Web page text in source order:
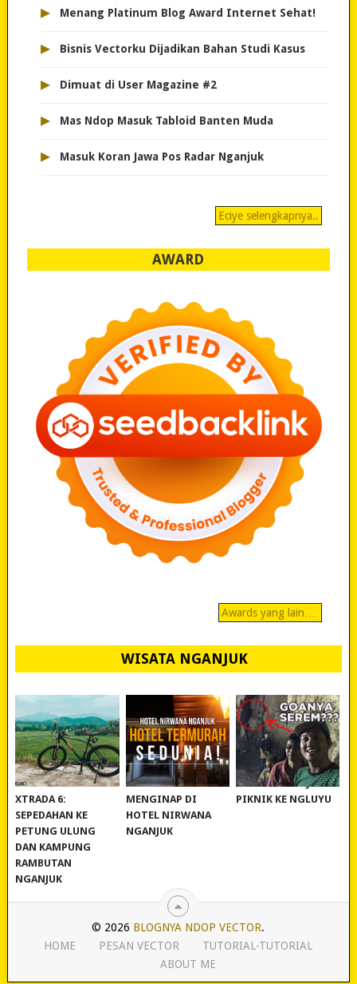
▸ Menang Platinum Blog Award Internet Sehat!
▸ Bisnis Vectorku Dijadikan Bahan Studi Kasus
▸ Dimuat di User Magazine #2
▸ Mas Ndop Masuk Tabloid Banten Muda
▸ Masuk Koran Jawa Pos Radar Nganjuk
Eciye selengkapnya..
AWARD
Awards yang lain…
WISATA NGANJUK
REVIEW POLYGON
XTRADA 6:
SEPEDAHAN KE
PETUNG ULUNG
DAN KAMPUNG
RAMBUTAN
NGANJUK
MURAH BANGET!
MENGINAP DI
HOTEL NIRWANA
NGANJUK
WISATA NGANJUK:
PIKNIK KE NGLUYU
© 2026 BLOGNYA NDOP VECTOR.
HOME
PESAN VECTOR
TUTORIAL-TUTORIAL
ABOUT ME